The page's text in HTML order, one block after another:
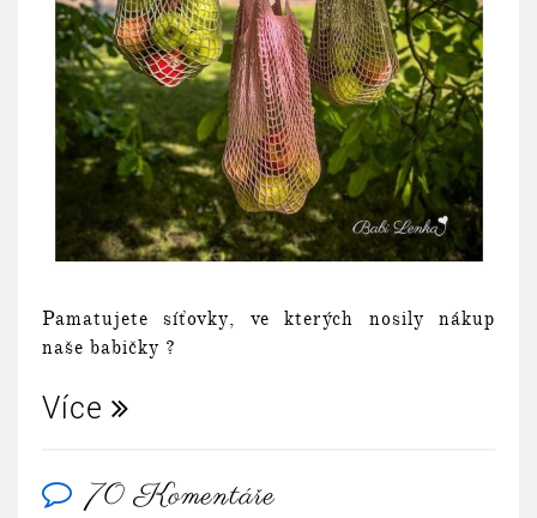
Pamatujete síťovky, ve kterých nosily nákup
naše babičky ?
Více
70 Komentáře